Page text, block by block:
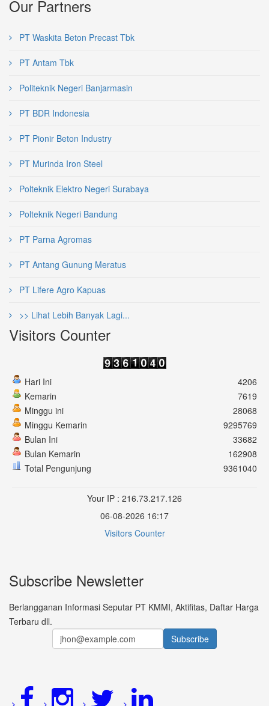
Our Partners
PT Waskita Beton Precast Tbk
PT Antam Tbk
Politeknik Negeri Banjarmasin
PT BDR Indonesia
PT Pionir Beton Industry
PT Murinda Iron Steel
Polteknik Elektro Negeri Surabaya
Polteknik Negeri Bandung
PT Parna Agromas
PT Antang Gunung Meratus
PT Lifere Agro Kapuas
>> Lihat Lebih Banyak Lagi...
Visitors Counter
Hari Ini
Kemarin
Minggu ini
Minggu Kemarin
Bulan Ini
Bulan Kemarin
Total Pengunjung
4206
7619
28068
9295769
33682
162908
9361040
Your IP : 216.73.217.126
06-08-2026 16:17
Visitors Counter
Subscribe Newsletter
Berlangganan Informasi Seputar PT KMMI, Aktifitas, Daftar Harga
Terbaru dll.